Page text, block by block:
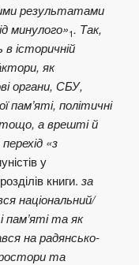
результатами
минулого»1. Так,
в історичній
як
органи, СБУ,
пам’яті, політичні
тощо, а врешті й
«з
у
книги. за
національний/
пам’яті та як
на радянсько-
та